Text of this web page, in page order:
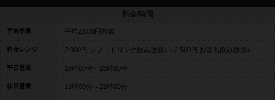
料金/時間
平均予算 平均2,000円前後
料金レンジ 2,000円 ソフトドリンク飲み放題♪～2,500円 お酒も飲み放題♪
平日営業 18時00分～23時00分
休日営業 13時00分～23時00分